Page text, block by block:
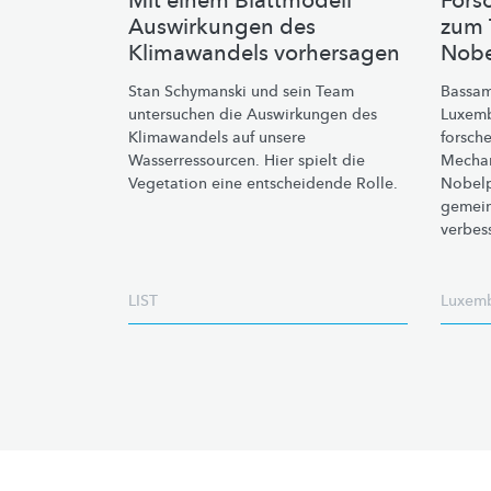
Auswirkungen des
Klimawandels vorhersagen
Stan Schymanski und sein Team
untersuchen die Auswirkungen des
Klimawandels auf unsere
Wasserressourcen. Hier spielt die
Vegetation eine entscheidende Rolle.
LIST
zum